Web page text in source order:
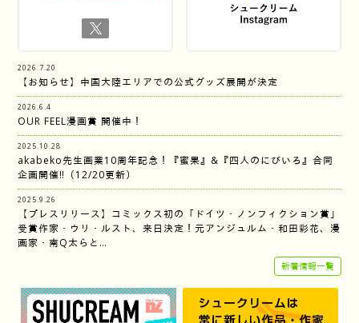
2026.7.20
【お知らせ】中国大陸エリアでの公式グッズ展開が決定
2026.6.4
OUR FEEL漫画賞 開催中！
2025.10.28
akabeko先生画業10周年記念！『蜜果』&『四人のにびいろ』合同
企画開催‼︎（12/20更新）
2025.9.26
【プレスリリース】コミックス初の「ドイツ・ノンフィクション賞」
受賞作家・ウリ・ルスト、来日決定！元アンジュルム・和田彩花、漫
画家・南Q太らと…
新着情報一覧